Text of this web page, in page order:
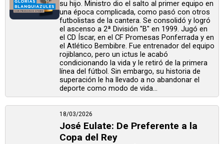
su hijo. Ministro dio el salto al primer equipo en
una época complicada, como pasó con otros
futbolistas de la cantera. Se consolidó y logró
el ascenso a 2ª División "B" en 1999. Jugó en
el CD Íscar, en el CF Promesas Ponferrada y en
el Atlético Bembibre. Fue entrenador del equipo
rojiblanco, pero un ictus le acabó
condicionando la vida y le retiró de la primera
línea del fútbol. Sin embargo, su historia de
superación le ha llevado a no abandonar el
deporte como modo de vida...
18/03/2026
José Eulate: De Preferente a la
Copa del Rey